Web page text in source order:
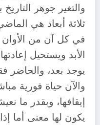
والتغير جوهر
ثلاثة أبعاد هي
في كل آن من
الأبد ويستحيل
يوجد بعد، والحاضر
والآن حياة فورية
إيقافها، وبقدر ما
يكون لها معنى أما